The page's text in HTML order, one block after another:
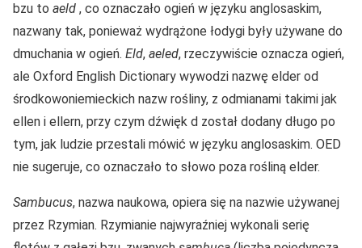
bzu to aeld , co oznaczało ogień w języku anglosaskim,
nazwany tak, ponieważ wydrążone łodygi były używane do
dmuchania w ogień. Eld, aeled, rzeczywiście oznacza ogień,
ale Oxford English Dictionary wywodzi nazwę elder od
środkowoniemieckich nazw rośliny, z odmianami takimi jak
ellen i ellern, przy czym dźwięk d został dodany długo po
tym, jak ludzie przestali mówić w języku anglosaskim. OED
nie sugeruje, co oznaczało to słowo poza rośliną elder.
Sambucus, nazwa naukowa, opiera się na nazwie używanej
przez Rzymian. Rzymianie najwyraźniej wykonali serię